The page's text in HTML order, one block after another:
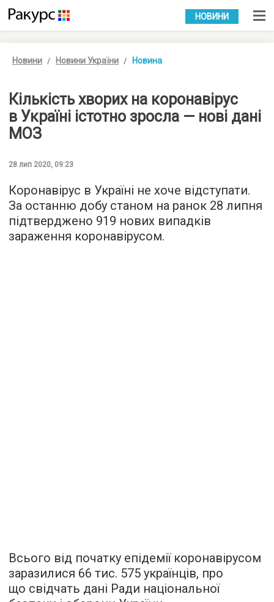
УКР РУС
НОВИНИ
Новини Новини України Новина
Кількість хворих на коронавірус
в Україні істотно зросла — нові дані
МОЗ
28 лип 2020, 09:23
Коронавірус в Україні не хоче відступати.
За останню добу станом на ранок 28 липня
підтверджено 919 нових випадків
зараження коронавірусом.
Всього від початку епідемії коронавірусом
заразилися 66 тис. 575 українців, про
що свідчать дані Ради національної